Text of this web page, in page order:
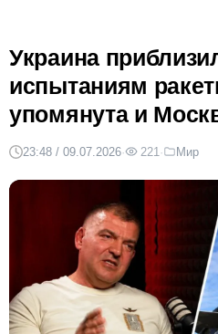
Украина
испытаниям
упомянута и
23:48 / 09.07.2026· 221 · Мир